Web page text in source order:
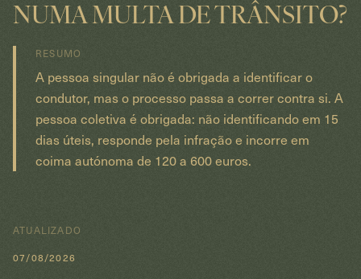
NUMA MULTA DE TRÂNSITO?
RESUMO
A pessoa singular não é obrigada a identificar o
condutor, mas o processo passa a correr contra si. A
pessoa coletiva é obrigada: não identificando em 15
dias úteis, responde pela infração e incorre em
coima autónoma de 120 a 600 euros.
ATUALIZADO
07/08/2026